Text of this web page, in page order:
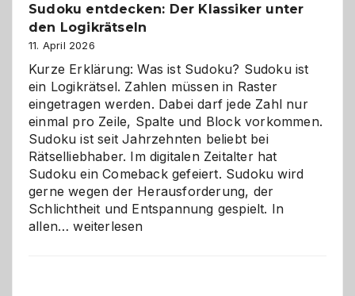
Sudoku entdecken: Der Klassiker unter
den Logikrätseln
11. April 2026
Kurze Erklärung: Was ist Sudoku? Sudoku ist
ein Logikrätsel. Zahlen müssen in Raster
eingetragen werden. Dabei darf jede Zahl nur
einmal pro Zeile, Spalte und Block vorkommen.
Sudoku ist seit Jahrzehnten beliebt bei
Rätselliebhaber. Im digitalen Zeitalter hat
Sudoku ein Comeback gefeiert. Sudoku wird
gerne wegen der Herausforderung, der
Schlichtheit und Entspannung gespielt. In
allen…Sudoku
weiterlesen